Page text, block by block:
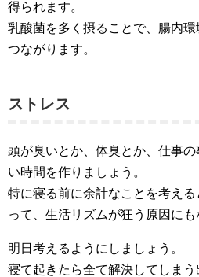
得られます。
乳酸菌を多く摂ることで、腸内
つながります。
ストレス
頭が臭いとか、体臭とか、仕事
い時間を作りましょう。
特に寝る前に余計なことを考え
って、生活リズムが狂う原因にも
明日考えるようにしましょう。
寝て起きたら全て解決してしま